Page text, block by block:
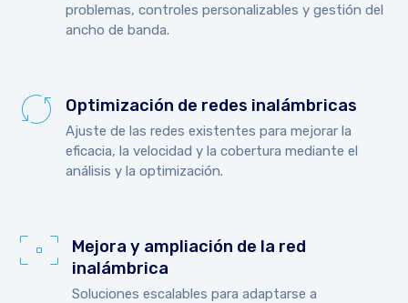
problemas, controles personalizables y gestión del
ancho de banda.
Optimización de redes inalámbricas
Ajuste de las redes existentes para mejorar la
eficacia, la velocidad y la cobertura mediante el
análisis y la optimización.
Mejora y ampliación de la red
inalámbrica
Soluciones escalables para adaptarse a